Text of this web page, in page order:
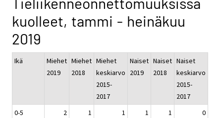
kuolleet, tammi - heinäkuu
2019
Ikä
Miehet
2019
Miehet
2018
Miehet
keskiarvo
2015-
2017
Naiset
2019
Naiset
2018
Naiset
keskiarvo
2015-
2017
0-5
2 1 1 1 1
0